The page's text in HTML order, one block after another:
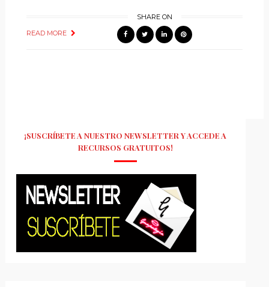
READ MORE
SHARE ON
¡SUSCRÍBETE A NUESTRO NEWSLETTER Y ACCEDE A
RECURSOS GRATUITOS!